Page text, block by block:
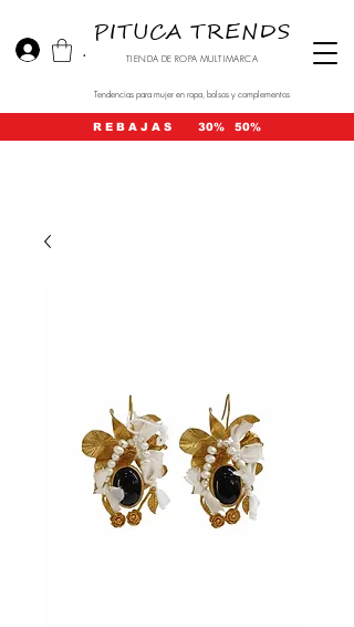
.
PITUCA TRENDS
TIENDA DE ROPA MULTIMARCA
Tendencias para mujer en ropa, bolsos y complementos
R E B A J A S 30% 50%